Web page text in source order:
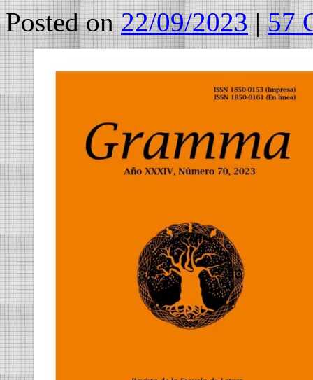
Posted on 22/09/2023 | 57